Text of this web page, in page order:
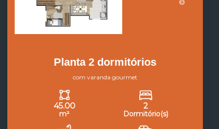
Planta 2 dormitórios
com varanda gourmet
45.00
m²
2
Dormitório(s)